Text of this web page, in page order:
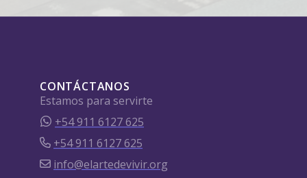
CONTÁCTANOS
Estamos para servirte
+54 911 6127 625
+54 911 6127 625
info@elartedevivir.org